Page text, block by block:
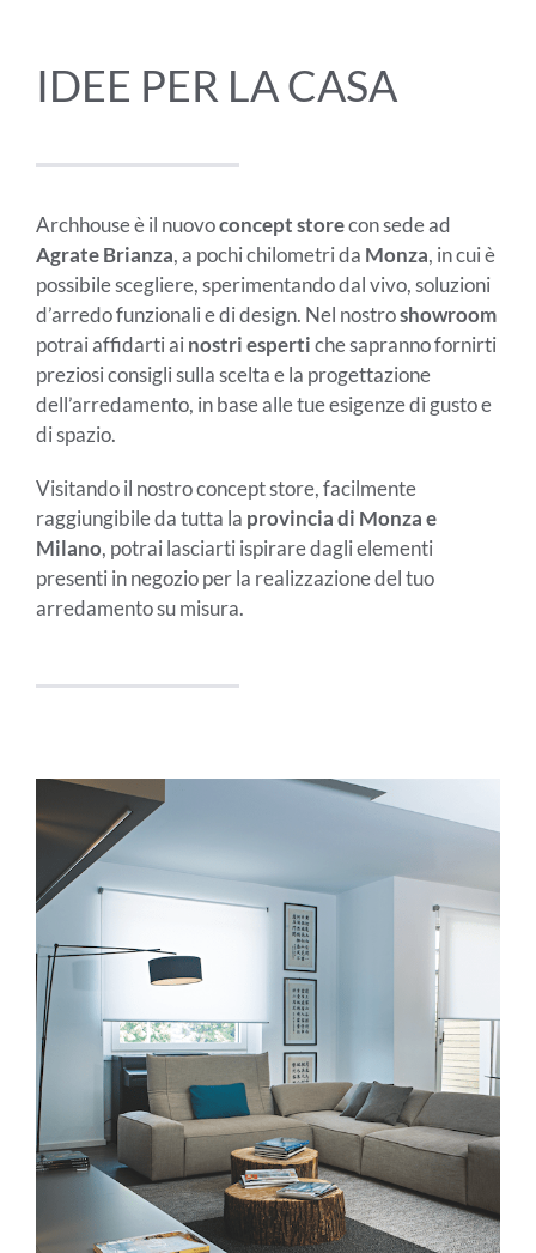
IDEE PER LA CASA
Archhouse è il nuovoconcept storecon sede ad
Agrate Brianza, a pochi chilometri da Monza, in cui è
possibile scegliere, sperimentando dal vivo, soluzioni
d’arredo funzionali e di design. Nel nostroshowroom
potrai affidarti ai nostri espertiche sapranno fornirti
preziosi consigli sulla scelta e la progettazione
dell’arredamento, in base alle tue esigenze di gusto e
di spazio.
Visitando il nostro concept store, facilmente
raggiungibile da tutta la provincia di Monza e
Milano, potrai lasciarti ispirare dagli elementi
presenti in negozio per la realizzazione del tuo
arredamento su misura.